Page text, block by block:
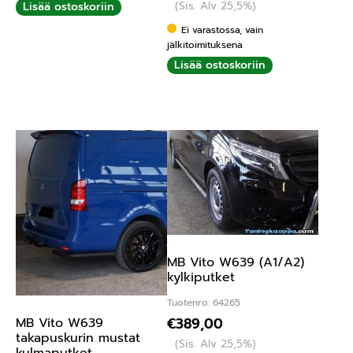
Lisää ostoskoriin (Sis. Alv 25,5%)
Ei varastossa, vain
jälkitoimituksena
Lisää ostoskoriin
MB Vito W639
takapuskurin mustat
MB Vito W639 (A1/A2)
kylkiputket
Tuotenro: 64265
€389,00
(Sis. Alv 25,5%)